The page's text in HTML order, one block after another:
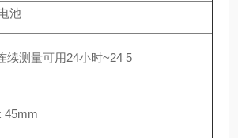
池
续测量可用24小时~24 5
45mm